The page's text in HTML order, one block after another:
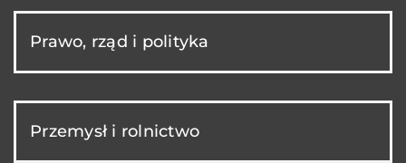
Prawo, rząd i polityka
Przemysł i rolnictwo